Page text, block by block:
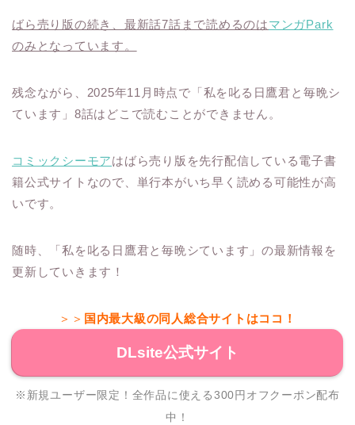
ばら売り版の続き、最新話7話まで読めるのはマンガPark
のみとなっています。
残念ながら、2025年11月時点で「私を叱る日鷹君と毎晩シ
ています」8話はどこで読むことができません。
コミックシーモアはばら売り版を先行配信している電子書
籍公式サイトなので、単行本がいち早く読める可能性が高
いです。
随時、「私を叱る日鷹君と毎晩シています」の最新情報を
更新していきます！
＞＞ 国内最大級の同人総合サイトはココ！
DLsite公式サイト
※新規ユーザー限定！全作品に使える300円オフクーポン配布
中！